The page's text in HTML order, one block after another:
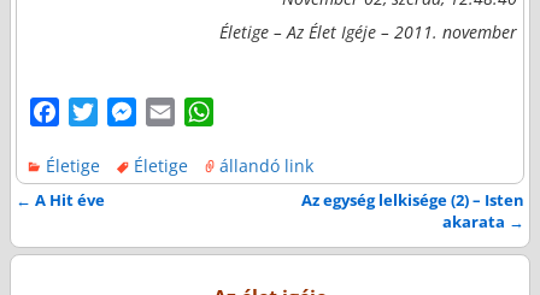
Életige – Az Élet Igéje – 2011. november
c
e
o
i
t
e
M
s
n
a
a
A
p
Életige Életige állandó link
← A Hit éve
Az egység lelkisége (2) – Isten
akarata →